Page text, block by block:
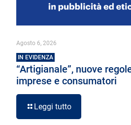
Agosto 6, 2026
IN EVIDENZA
“Artigianale”, nuove
imprese e consumatori
Leggi tutto